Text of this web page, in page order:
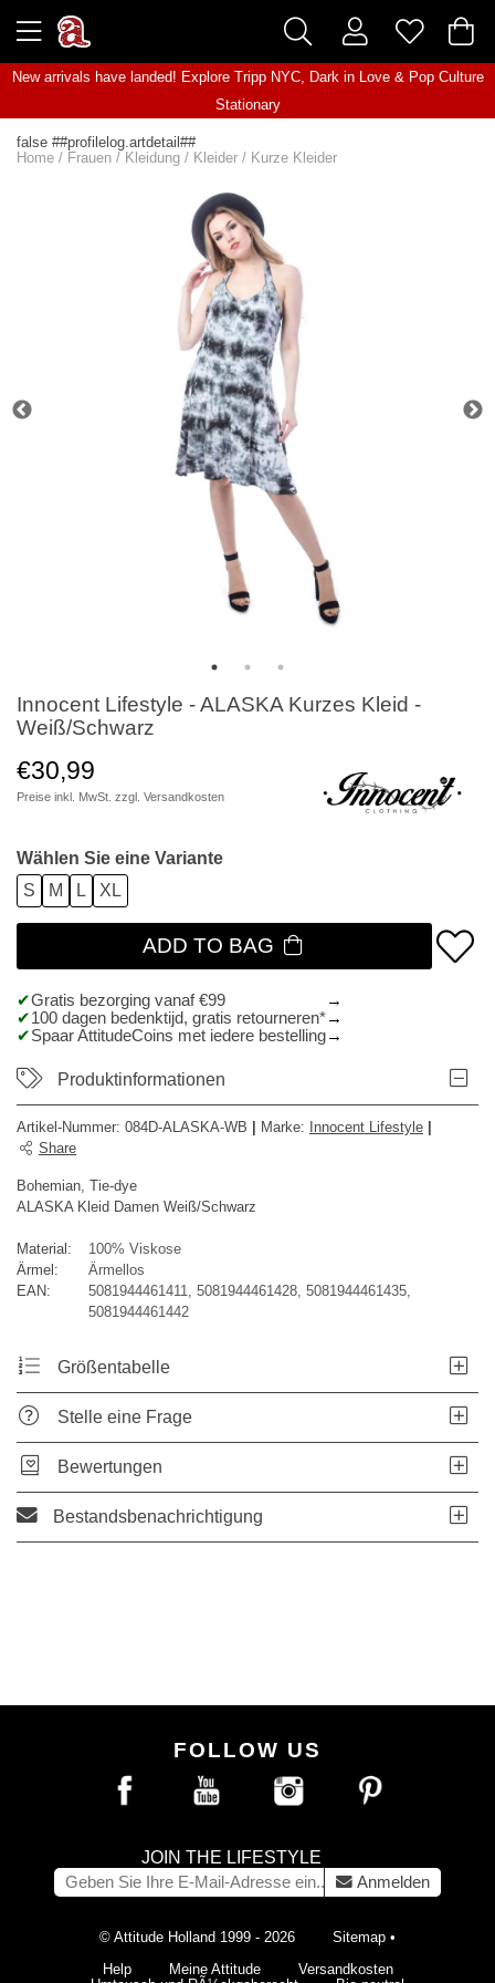
New arrivals have landed! Explore Tripp NYC, Dark in Love& Pop Culture
Stationary
false ##profilelog.artdetail##
Home / Frauen / Kleidung / Kleider / Kurze Kleider
Innocent Lifestyle - ALASKA Kurzes Kleid -
Weiß/Schwarz
€30,99
Preise inkl. MwSt. zzgl. Versandkosten
Wählen Sie eine Variante
S
M L XL
ADD TO BAG
Gratis bezorging vanaf €99
100 dagen bedenktijd, gratis retourneren*
Spaar AttitudeCoins met iedere bestelling
Produktinformationen
Artikel-Nummer: 084D-ALASKA-WB Marke: Innocent Lifestyle
Share
Bohemian, Tie-dye
ALASKA Kleid Damen Weiß/Schwarz
Material:
100% Viskose
Ärmel:
Ärmellos
EAN:
5081944461411, 5081944461428, 5081944461435,
5081944461442
Größentabelle
Stelle eine Frage
Bewertungen
Bestandsbenachrichtigung
FOLLOW US
JOIN THE LIFESTYLE
Anmelden
© Attitude Holland 1999 - 2026 Sitemap •
Help
Meine Attitude
Versandkosten